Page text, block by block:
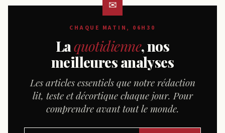
CHAQUE MATIN, 06H30
Laquotidienne, nos
meilleures analyses
Les articles essentiels que notre rédaction
lit, teste et décortique chaque jour. Pour
comprendre avant tout le monde.